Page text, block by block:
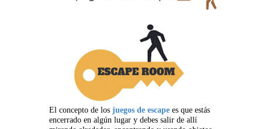
El concepto de los juegos de escape es que estás
encerrado en algún lugar y debes salir de allí